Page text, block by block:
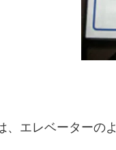
、エレベーターの